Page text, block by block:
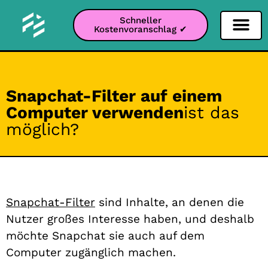
Schneller
Kostenvoranschlag ✔
Snapchat-Filter auf einem
Computer verwendenist das
möglich?
Snapchat-Filter sind Inhalte, an denen die
Nutzer großes Interesse haben, und deshalb
möchte Snapchat sie auch auf dem
Computer zugänglich machen.